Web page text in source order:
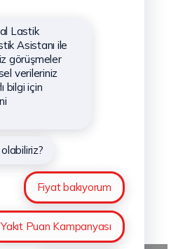
Çerez Aydınlatma Metni